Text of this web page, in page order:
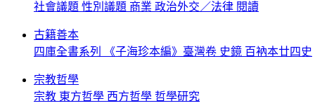
社會議題 性別議題 商業 政治外交／法律 閱讀
古籍善本
四庫全書系列
《子海珍本編》臺灣卷 史鏡 百衲本廿四史
宗教哲學
宗教 東方哲學 西方哲學 哲學研究